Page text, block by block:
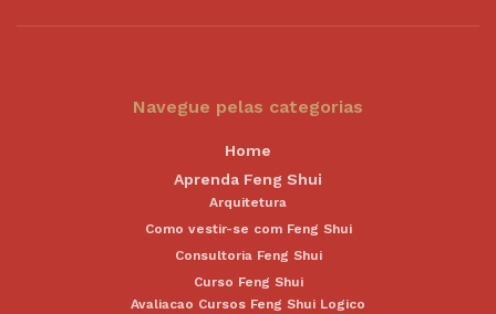
Navegue pelas categorias
Home
Aprenda Feng Shui
Arquitetura
Como vestir-se com Feng Shui
Consultoria Feng Shui
Curso Feng Shui
Avaliacao Cursos Feng Shui Logico